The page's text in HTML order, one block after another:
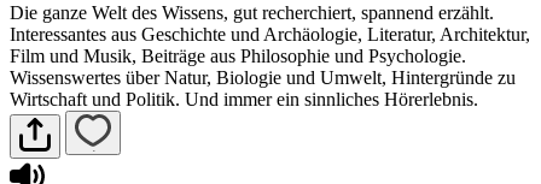
Die ganze Welt des Wissens, gut recherchiert, spannend erzählt.
Interessantes aus Geschichte und Archäologie, Literatur, Architektur,
Film und Musik, Beiträge aus Philosophie und Psychologie.
Wissenswertes über Natur, Biologie und Umwelt, Hintergründe zu
Wirtschaft und Politik. Und immer ein sinnliches Hörerlebnis.